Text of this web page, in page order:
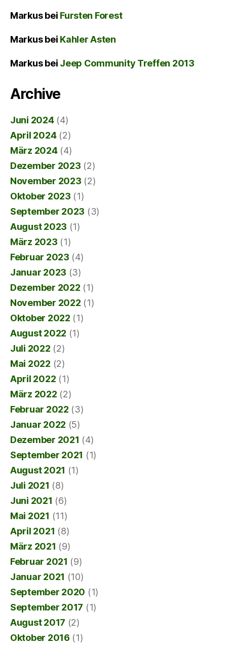
Markusbei Fursten Forest
Markusbei Kahler Asten
Markusbei Jeep Community Treffen 2013
Archive
Juni 2024(4)
April 2024(2)
März 2024(4)
Dezember 2023 (2)
November 2023 (2)
Oktober 2023 (1)
September 2023 (3)
August 2023 (1)
März 2023 (1)
Februar 2023 (4)
Januar 2023 (3)
Dezember 2022 (1)
November 2022 (1)
Oktober 2022 (1)
August 2022 (1)
Juli 2022 (2)
Mai 2022 (2)
April 2022 (1)
März 2022 (2)
Februar 2022 (3)
Januar 2022 (5)
Dezember 2021 (4)
September 2021 (1)
August 2021 (1)
Juli 2021 (8)
Juni 2021 (6)
Mai 2021 (11)
April 2021 (8)
März 2021 (9)
Februar 2021 (9)
Januar 2021 (10)
September 2020 (1)
September 2017 (1)
August 2017 (2)
Oktober 2016 (1)